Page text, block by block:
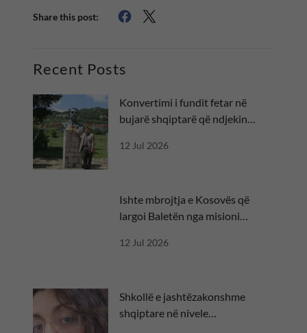
Share this post:
Recent Posts
Konvertimi i fundit fetar në
bujarë shqiptarë që ndjekin
12 Jul 2026
Ishte mbrojtja e Kosovës që
largoi Baletën nga misioni
12 Jul 2026
Shkollë e jashtëzakonshme
shqiptare në nivele